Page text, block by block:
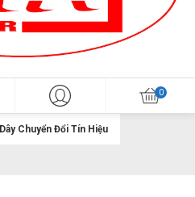
Dây Chuyển Đổi Tín Hiệu